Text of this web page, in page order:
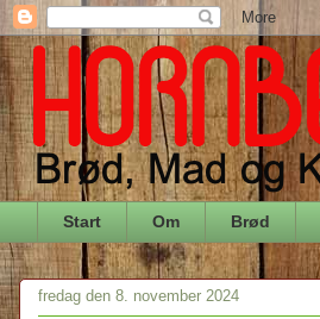
Start Om Brød
fredag den 8. november 2024